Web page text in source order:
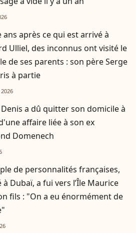
ans après ce qui est arrivé à
Ulliel, des inconnus ont visité le
de ses parents : son père Serge
à partie
Denis a dû quitter son domicile à
affaire liée à son ex
Domenech
de personnalités françaises,
à Dubaï, a fui vers l’Île Maurice
fils : "On a eu énormément de